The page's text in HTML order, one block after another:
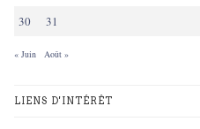
30
31
« Juin Août »
LIENS D'INTÉRÊT